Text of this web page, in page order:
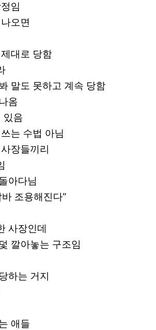
임
오면
대로 당함
말도 못하고 계속 당함
옴
있음
는 수법 아님
장들끼리
아다님
조용해진다”
사장인데
깔아놓는 구조임
하는 거지
애들